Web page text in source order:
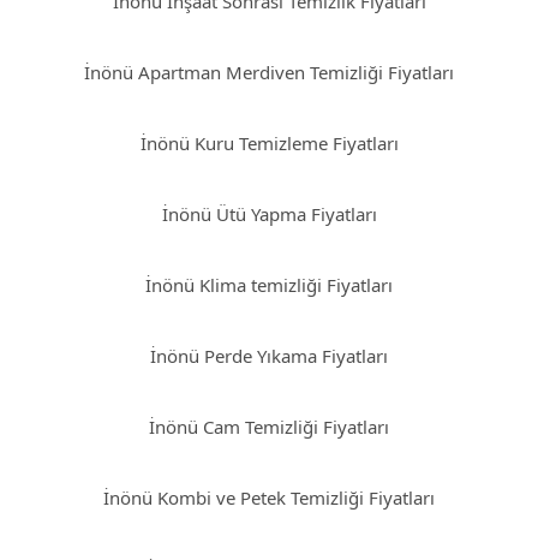
İnönü Apartman Merdiven Temizliği Fiyatları
İnönü Kuru Temizleme Fiyatları
İnönü Ütü Yapma Fiyatları
İnönü Klima temizliği Fiyatları
İnönü Perde Yıkama Fiyatları
İnönü Cam Temizliği Fiyatları
İnönü Kombi ve Petek Temizliği Fiyatları